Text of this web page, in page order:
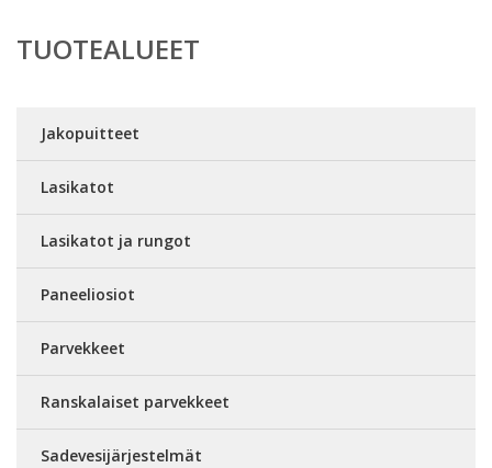
TUOTEALUEET
Jakopuitteet
Lasikatot
Lasikatot ja rungot
Paneeliosiot
Parvekkeet
Ranskalaiset parvekkeet
Sadevesijärjestelmät